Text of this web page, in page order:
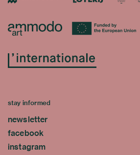
stay informed
newsletter
facebook
instagram